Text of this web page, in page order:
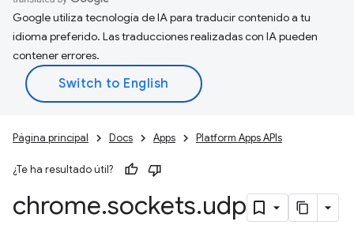
Google utiliza tecnología de IA para traducir contenido a tu
idioma preferido. Las traducciones realizadas con IA pueden
contener errores.
Página principal Docs Apps Platform Apps APIs
¿Te ha resultado útil?
chrome.sockets.udp